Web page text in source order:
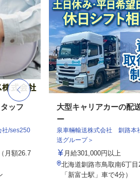
ッフ
社/ses250
月額26.7
大型キャリアカーの配
ー
泉車輛輸送株式会社 釧路本
送グループ＞
月給301,000円以上
北海道釧路市鳥取南6丁目
「新富士駅」車で4分）